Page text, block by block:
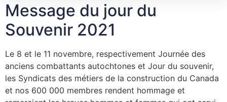
Message du jour du
Souvenir 2021
Le 8 et le 11 novembre, respectivement Journée des
anciens combattants autochtones et Jour du souvenir,
les Syndicats des métiers de la construction du Canada
et nos 600 000 membres rendent hommage et